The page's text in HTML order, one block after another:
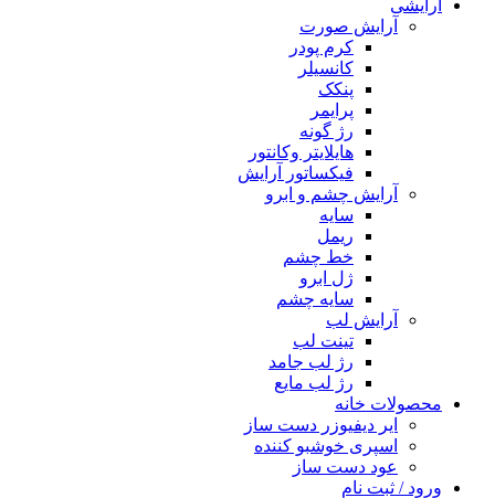
آرایشی
آرایش صورت
کرم پودر
کانسیلر
پنکک
پرایمر
رژ گونه
هایلایتر وکانتور
فیکساتور آرایش
آرایش چشم و ابرو
سایه
ریمل
خط چشم
ژل ابرو
سایه چشم
آرایش لب
تینت لب
رژ لب جامد
رژ لب مایع
محصولات خانه
ایر دیفیوزر دست ساز
اسپری خوشبو کننده
عود دست ساز
ورود / ثبت نام